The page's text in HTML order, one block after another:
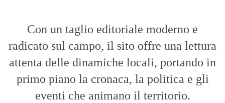
Con un taglio editoriale moderno e
radicato sul campo, il sito offre una lettura
attenta delle dinamiche locali, portando in
primo piano la cronaca, la politica e gli
eventi che animano il territorio.